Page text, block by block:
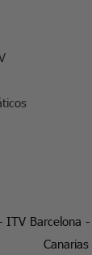
ITV Barcelona -
Canarias